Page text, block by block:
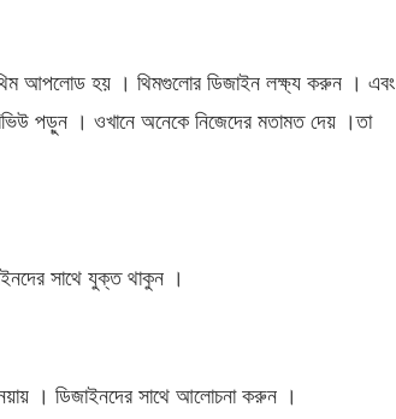
আপলোড হয় । থিমগুলোর ডিজাইন লক্ষ্য করুন । এবং
পড়ুন । ওখানে অনেকে নিজেদের মতামত দেয় ।তা
সাথে যুক্ত থাকুন ।
। ডিজাইনদের সাথে আলোচনা করুন ।